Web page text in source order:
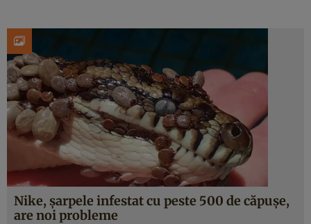
Nike, şarpele infestat cu peste 500 de căpuşe,
are noi probleme